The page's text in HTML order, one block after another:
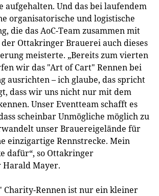
aufgehalten. Und das bei laufendem
organisatorische und logistische
die das AoC-Team zusammen mit
Ottakringer Brauerei auch dieses
meisterte. „Bereits zum vierten
wir das "Art of Cart" Rennen bei
ausrichten – ich glaube, das spricht
dass wir uns nicht nur mit dem
Unser Eventteam schafft es
scheinbar Unmögliche möglich zu
unser Brauereigelände für
einzigartige Rennstrecke. Mein
dafür“, so Ottakringer
Harald Mayer.
Charity-Rennen ist nur ein kleiner